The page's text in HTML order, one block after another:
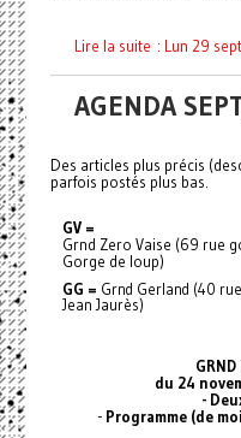
Lire la suite : Lun 29
AGENDA
Des articles plus précis
parfois postés plus bas.
GV =
Grnd Zero Vaise (69 rue
Gorge de loup)
GG = Grnd Gerland (40
Jean Jaurès)
GRND
du 24
-
- Programme (de